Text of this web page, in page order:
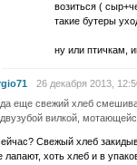
возиться (
такие бутеры
ну или птичкам,
26 декабря 2013,
да еще свежий хлеб
двузубой вилкой,
Свежый хлеб
лапают, хоть хлеб и в